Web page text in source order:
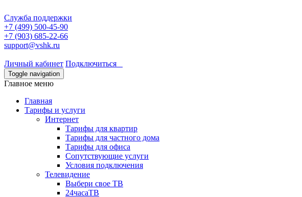
Служба поддержки
+7 (499) 500-45-90
+7 (903) 685-22-66
support@vshk.ru
Личный кабинет Подключиться
Toggle navigation
Главное меню
Главная
Тарифы и услуги
Интернет
Тарифы для квартир
Тарифы для частного дома
Тарифы для офиса
Сопутствующие услуги
Условия подключения
Телевидение
Выбери свое ТВ
24часаТВ